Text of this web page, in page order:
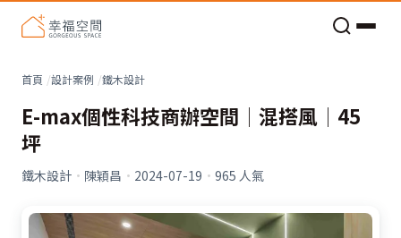
首頁 設計案例 鐵木設計
E-max個性科技商辦空間│混搭風│45
坪
鐵木設計 · 陳穎昌 · 2024-07-19 · 965 人氣